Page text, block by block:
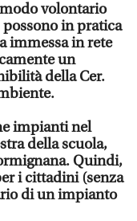
volontario
in pratica
immessa in rete
un
della Cer.
impianti nel
della scuola,
Quindi,
i cittadini (senza
di un impianto